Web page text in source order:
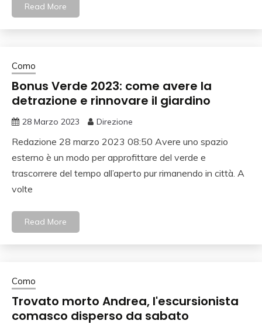
Read More
Como
Bonus Verde 2023: come avere la
detrazione e rinnovare il giardino
28 Marzo 2023 Direzione
Redazione 28 marzo 2023 08:50 Avere uno spazio
esterno è un modo per approfittare del verde e
trascorrere del tempo all’aperto pur rimanendo in città. A
volte
Read More
Como
Trovato morto Andrea, l'escursionista
comasco disperso da sabato